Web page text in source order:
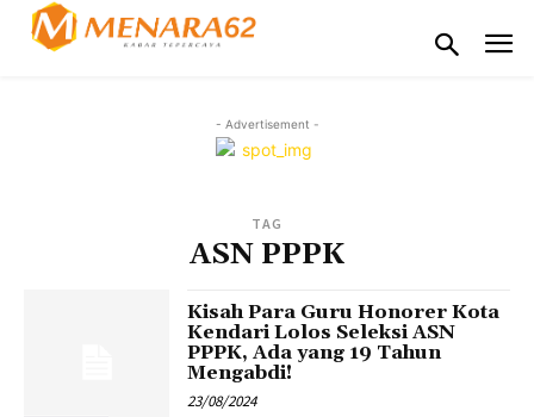
- Advertisement -
TAG
ASN PPPK
Kisah Para Guru Honorer Kota
Kendari Lolos Seleksi ASN
PPPK, Ada yang 19 Tahun
Mengabdi!
23/08/2024